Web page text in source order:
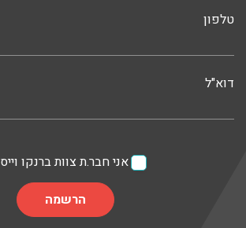
טלפון
דוא"ל
אני חבר.ת צוות ברנקו וייס